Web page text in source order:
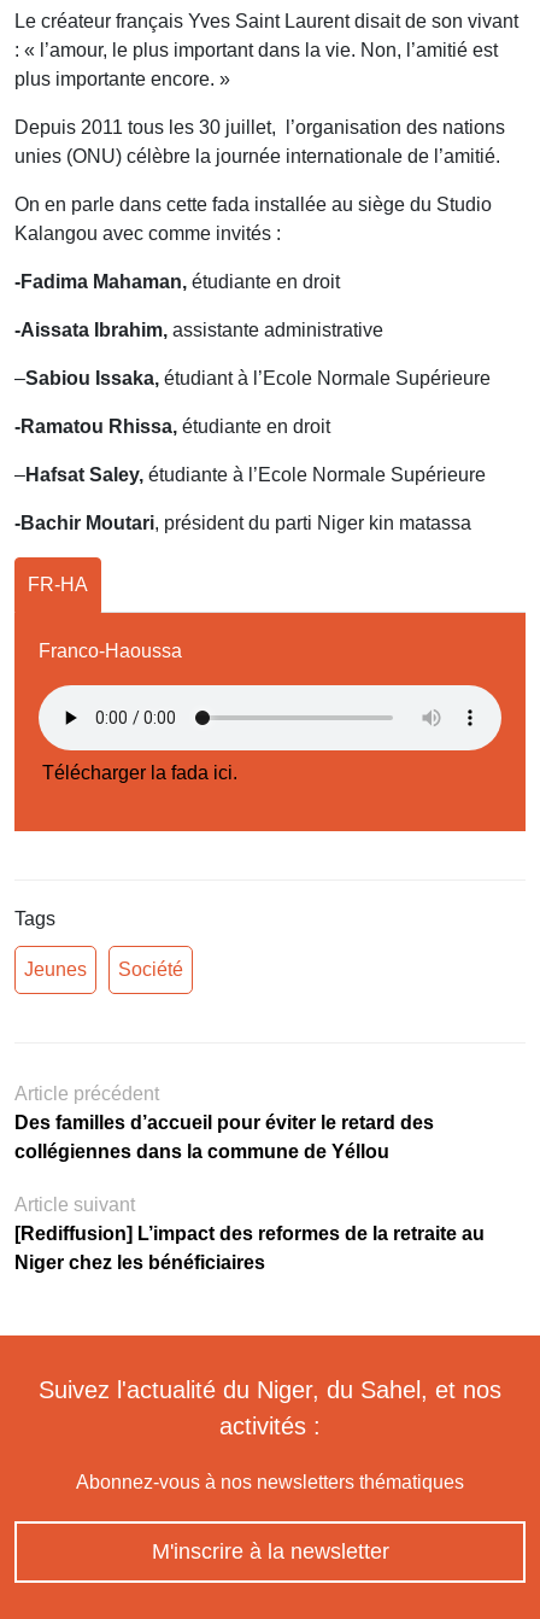
Le créateur français Yves Saint Laurent disait de son vivant
: « l’amour, le plus important dans la vie. Non, l’amitié est
plus importante encore. »
Depuis 2011 tous les 30 juillet, l’organisation des nations
unies (ONU) célèbre la journée internationale de l’amitié.
On en parle dans cette fada installée au siège du Studio
Kalangou avec comme invités :
-Fadima Mahaman, étudiante en droit
-Aissata Ibrahim, assistante administrative
–Sabiou Issaka, étudiant à l’Ecole Normale Supérieure
-Ramatou Rhissa, étudiante en droit
–Hafsat Saley, étudiante à l’Ecole Normale Supérieure
-Bachir Moutari, président du parti Niger kin matassa
FR-HA
Franco-Haoussa
Télécharger la fada ici.
Tags
Jeunes Société
Article précédent
Des familles d’accueil pour éviter le retard des
collégiennes dans la commune de Yéllou
Article suivant
[Rediffusion] L’impact des reformes de la retraite au
Niger chez les bénéficiaires
Suivez l'actualité du Niger, du Sahel, et nos
activités :
Abonnez-vous à nos newsletters thématiques
M'inscrire à la newsletter